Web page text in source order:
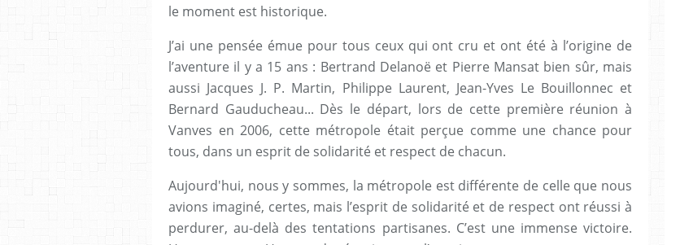
le moment est historique.
J’ai une pensée émue pour tous ceux qui ont cru et ont été à l’origine de
l’aventure il y a 15 ans : Bertrand Delanoë et Pierre Mansat bien sûr, mais
aussi Jacques J. P. Martin, Philippe Laurent, Jean-Yves Le Bouillonnec et
Bernard Gauducheau... Dès le départ, lors de cette première réunion à
Vanves en 2006, cette métropole était perçue comme une chance pour
tous, dans un esprit de solidarité et respect de chacun.
Aujourd'hui, nous y sommes, la métropole est différente de celle que nous
avions imaginé, certes, mais l’esprit de solidarité et de respect ont réussi à
perdurer, au-delà des tentations partisanes. C’est une immense victoire.